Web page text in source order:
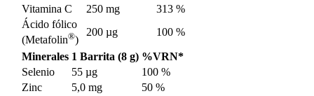
Vitamina C
250 mg
313 %
Ácido fólico
(Metafolin®)
200 µg 100 %
Minerales 1 Barrita (8 g) %VRN*
Selenio
55 µg
100 %
Zinc
5,0 mg
50 %